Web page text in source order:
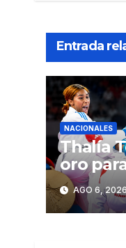
Entrada
NACIONALES
Thalía
oro
karate
kg en
AGO 6, 2026